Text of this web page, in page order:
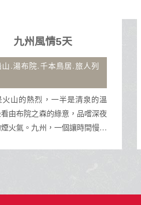
九州風情5天
山.湯布院.千本鳥居.旅人列
火山的熱烈，一半是清泉的溫
由布院之森的綠意，品嚐深夜
火氣。九州，一個讓時間慢下